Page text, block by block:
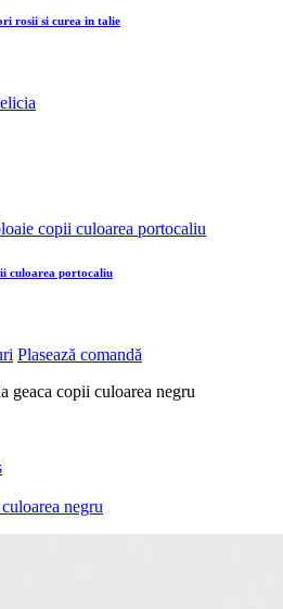
rosii si curea in talie
culoarea portocaliu
Plasează comandă
negru